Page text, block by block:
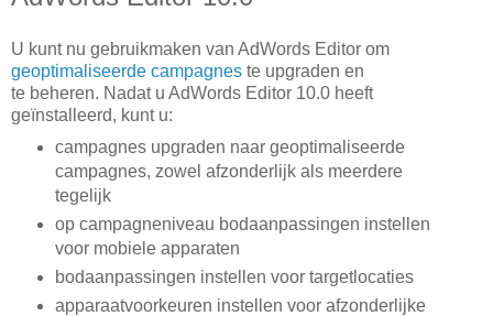
U kunt nu gebruikmaken van AdWords Editor om
geoptimaliseerde campagnes te upgraden en
te beheren. Nadat u AdWords Editor 10.0 heeft
geïnstalleerd, kunt u:
campagnes upgraden naar geoptimaliseerde
campagnes, zowel afzonderlijk als meerdere
tegelijk
op campagneniveau bodaanpassingen instellen
voor mobiele apparaten
bodaanpassingen instellen voor targetlocaties
apparaatvoorkeuren instellen voor afzonderlijke